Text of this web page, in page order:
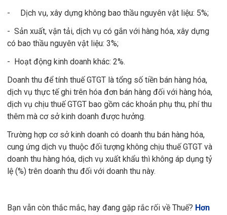
- Dịch vụ, xây dựng không bao thầu nguyên vật liệu: 5%;
- Sản xuất, vận tải, dịch vụ có gắn với hàng hóa, xây dựng
có bao thầu nguyên vật liệu: 3%;
- Hoạt động kinh doanh khác: 2%.
Doanh thu để tính thuế GTGT là tổng số tiền bán hàng hóa,
dịch vụ thực tế ghi trên hóa đơn bán hàng đối với hàng hóa,
dịch vụ chịu thuế GTGT bao gồm các khoản phụ thu, phí thu
thêm mà cơ sở kinh doanh được hưởng.
Trường hợp cơ sở kinh doanh có doanh thu bán hàng hóa,
cung ứng dịch vụ thuộc đối tượng không chịu thuế GTGT và
doanh thu hàng hóa, dịch vụ xuất khẩu thì không áp dụng tỷ
lệ (%) trên doanh thu đối với doanh thu này.
Bạn vẫn còn thắc mắc, hay đang gặp rắc rối về Thuế? Hơn